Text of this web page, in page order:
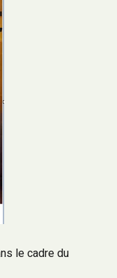
le cadre du